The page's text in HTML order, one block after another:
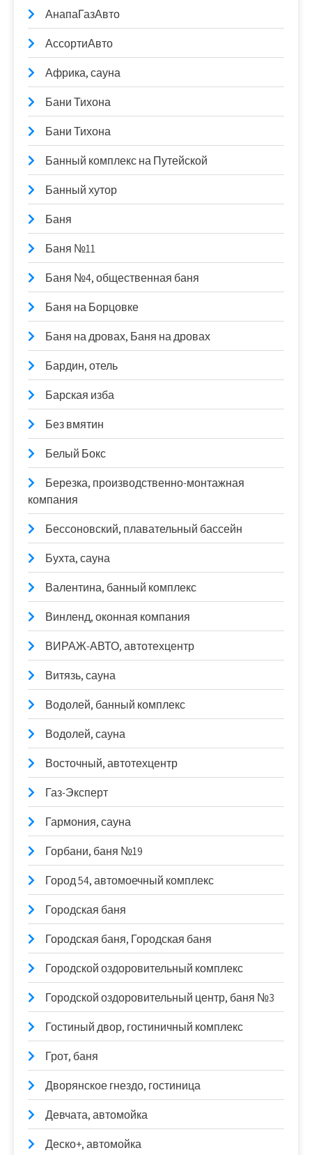
АнапаГазАвто
АссортиАвто
Африка, сауна
Бани Тихона
Бани Тихона
Банный комплекс на Путейской
Банный хутор
Баня
Баня №11
Баня №4, общественная баня
Баня на Борцовке
Баня на дровах, Баня на дровах
Бардин, отель
Барская изба
Без вмятин
Белый Бокс
Березка, производственно-монтажная
компания
Бессоновский, плавательный бассейн
Бухта, сауна
Валентина, банный комплекс
Винленд, оконная компания
ВИРАЖ-АВТО, автотехцентр
Витязь, сауна
Водолей, банный комплекс
Водолей, сауна
Восточный, автотехцентр
Газ-Эксперт
Гармония, сауна
Горбани, баня №19
Город 54, автомоечный комплекс
Городская баня
Городская баня, Городская баня
Городской оздоровительный комплекс
Городской оздоровительный центр, баня №3
Гостиный двор, гостиничный комплекс
Грот, баня
Дворянское гнездо, гостиница
Девчата, автомойка
Деско+, автомойка